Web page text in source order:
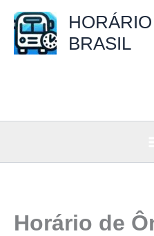
para
BRASIL
Horário de